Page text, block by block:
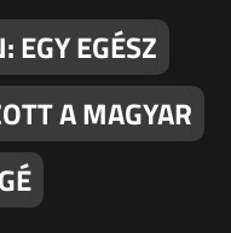
EGÉSZ
A MAGYAR